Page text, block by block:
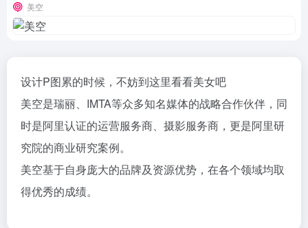
美空
设计P图累的时候，不妨到这里看看美女吧
美空是瑞丽、IMTA等众多知名媒体的战略合作伙伴，同
时是阿里认证的运营服务商、摄影服务商，更是阿里研
究院的商业研究案例。
美空基于自身庞大的品牌及资源优势，在各个领域均取
得优秀的成绩。